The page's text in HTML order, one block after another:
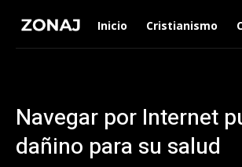
Inicio Cristianismo
Navegar por Internet
dañino para su salud